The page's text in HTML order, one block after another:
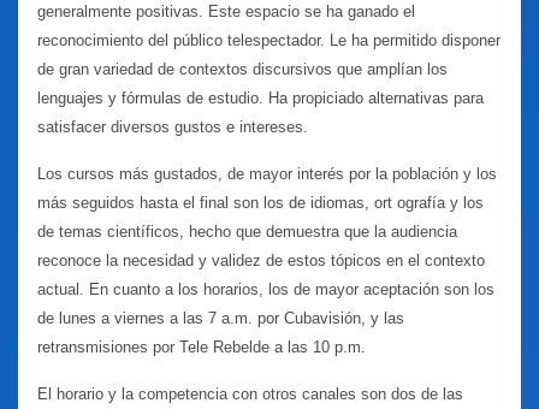
generalmente positivas. Este espacio se ha ganado el
reconocimiento del público telespectador. Le ha permitido disponer
de gran variedad de contextos discursivos que amplían los
lenguajes y fórmulas de estudio. Ha propiciado alternativas para
satisfacer diversos gustos e intereses.
Los cursos más gustados, de mayor interés por la población y los
más seguidos hasta el final son los de idiomas, ort ografía y los
de temas científicos, hecho que demuestra que la audiencia
reconoce la necesidad y validez de estos tópicos en el contexto
actual. En cuanto a los horarios, los de mayor aceptación son los
de lunes a viernes a las 7 a.m. por Cubavisión, y las
retransmisiones por Tele Rebelde a las 10 p.m.
El horario y la competencia con otros canales son dos de las